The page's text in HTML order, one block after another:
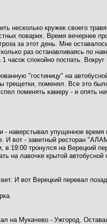
несколько кружек своего
поварих. Время вечернее
за этот день. Мне
раз останавливаясь по
часок спокойно поспать. Вокруг
"гостиницу" на
трещетки, поменял. Все это
поменять камеру - и опять
наверстывал упущенное
И вот - заветный ресторан
в 19:00 тронулся на Верецкий
на лавочке крытой
И вот Верецкий перевал
на Мукачево - Ужгород.